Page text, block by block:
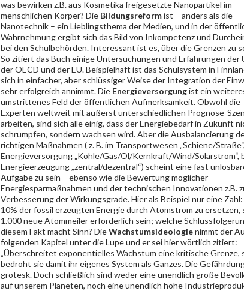
was bewirken z.B. aus Kosmetika freigesetzte Nanopartikel im
menschlichen Körper? Die Bildungsreformist – anders als die
Nanotechnik – ein Lieblingsthema der Medien, und in der
Wahrnehmung ergibt sich das Bild von Inkompetenz und
bei den Schulbehörden. Interessant ist es, über die Grenzen zu
So zitiert das Buch einige Untersuchungen und Erfahrungen der
der OECD und der EU. Beispielhaft ist das Schulsystem in
sich in einfacher, aber schlüssiger Weise der Integration der
sehr erfolgreich annimmt. Die Energieversorgungist ein
umstrittenes Feld der öffentlichen Aufmerksamkeit. Obwohl die
Experten weltweit mit äußerst unterschiedlichen Prognose-
arbeiten, sind sich alle einig, dass der Energiebedarf in Zukunft
schrumpfen, sondern wachsen wird. Aber die Ausbalancierung
richtigen Maßnahmen ( z. B. im Transportwesen „Schiene/
Energieversorgung „Kohle/Gas/Öl/Kernkraft/Wind/Solarstrom“,
Energieerzeugung „zentral/dezentral“) scheint eine fast
Aufgabe zu sein – ebenso wie die Bewertung möglicher
Energiesparmaßnahmen und der technischen Innovationen z.B.
Verbesserung der Wirkungsgrade. Hier als Beispiel nur eine Zahl:
10% der fossil erzeugten Energie durch Atomstrom zu ersetzen,
1.000 neue Atommeiler erforderlich sein; welche
diesem Fakt macht Sinn? DieWachstumsideologienimmt der
folgenden Kapitel unter die Lupe und er sei hier wörtlich zitiert:
„Überschreitet exponentielles Wachstum eine kritische Grenze,
bedroht sie damit ihr eigenes System als Ganzes. Die
grotesk. Doch schließlich sind weder eine unendlich große
auf unserem Planeten, noch eine unendlich hohe